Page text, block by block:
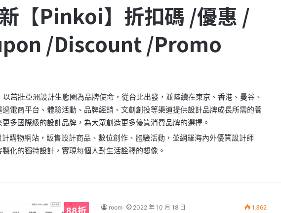
【Pinkoi】折扣碼 /優惠 /
/Discount /Promo
茁壯亞洲設計生態圈為品牌使命，從台北出發，並陸續在東京、香港、曼谷、
過電商平台、體驗活動、品牌經銷、文創創投等渠道提供設計品牌成長所需的養
多國際級的設計品牌，為大眾創造更多優質消費品牌的選擇。
購物網站，販售設計商品、數位創作、體驗活動，並網羅海內外優質設計師
化的獨特設計，實現每個人對生活詮釋的想像。
room 2022 年 10 月 18 日 1,362